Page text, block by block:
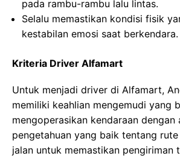
pada rambu-rambu lalu lintas.
Selalu memastikan kondisi fisik
kestabilan emosi saat berkendara.
Kriteria Driver Alfamart
Untuk menjadi driver di Alfamart,
memiliki keahlian mengemudi yang
mengoperasikan kendaraan dengan
pengetahuan yang baik tentang
jalan untuk memastikan pengiriman